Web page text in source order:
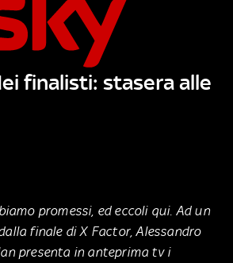
finalisti: stasera alle
promessi, ed eccoli qui. Ad un
finale di X Factor, Alessandro
presenta in anteprima tv i